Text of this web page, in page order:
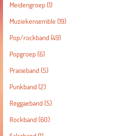
Meidengroep(1)
Muziekensemble (19)
Pop/rockband (49)
Popgroep(6)
Praiseband (5)
Punkband (2)
Reggaeband (5)
Rockband (60)